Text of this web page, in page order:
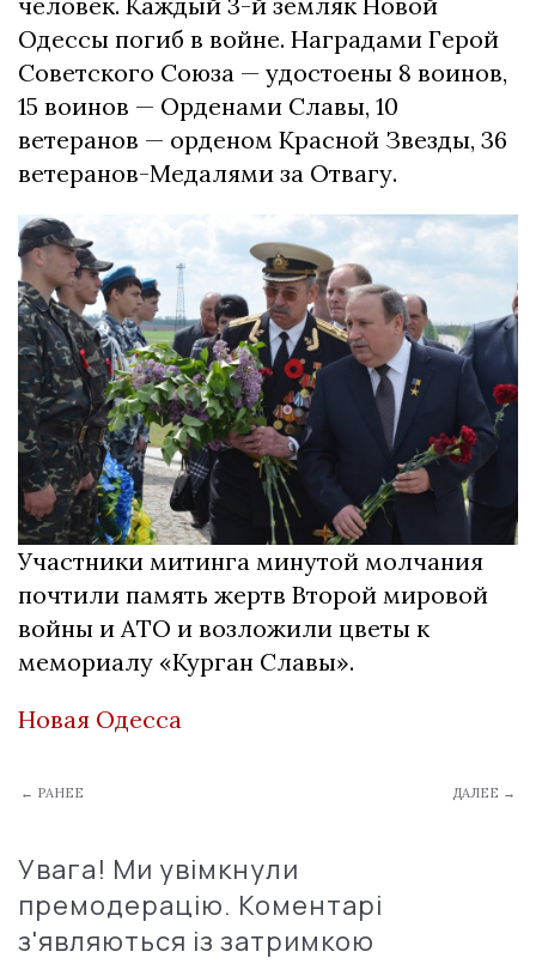
Одессы погиб в войне. Наградами Герой
Советского Союза — удостоены 8 воинов,
15 воинов — Орденами Славы, 10
ветеранов — орденом Красной Звезды, 36
ветеранов-Медалями за Отвагу.
Участники митинга минутой молчания
почтили память жертв Второй мировой
войны и АТО и возложили цветы к
мемориалу «Курган Славы».
Новая Одесса
← РАНЕЕ ДАЛЕЕ →
Увага! Ми увімкнули
премодерацію. Коментарі
з'являються із затримкою